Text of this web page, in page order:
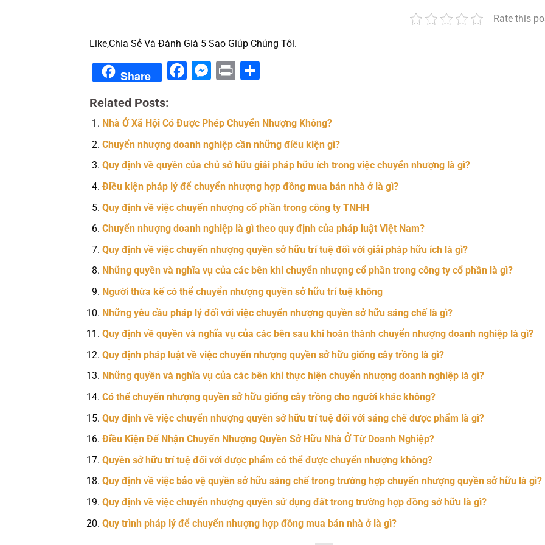
Rate this
Like,Chia Sẻ Và Đánh Giá 5 Sao Giúp Chúng Tôi.
Share Facebook
Messenger
Print
Related Posts:
Nhà Ở Xã Hội Có Được Phép Chuyển Nhượng Không?
Chuyển nhượng doanh nghiệp cần những điều kiện gì?
Quy định về quyền của chủ sở hữu giải pháp hữu ích trong việc chuyển nhượng là gì?
Điều kiện pháp lý để chuyển nhượng hợp đồng mua bán nhà ở là gì?
Quy định về việc chuyển nhượng cổ phần trong công ty TNHH
Chuyển nhượng doanh nghiệp là gì theo quy định của pháp luật Việt Nam?
Quy định về việc chuyển nhượng quyền sở hữu trí tuệ đối với giải pháp hữu ích là gì?
Những quyền và nghĩa vụ của các bên khi chuyển nhượng cổ phần trong công ty cổ phần là gì?
Người thừa kế có thể chuyển nhượng quyền sở hữu trí tuệ không
Những yêu cầu pháp lý đối với việc chuyển nhượng quyền sở hữu sáng chế là gì?
Quy định về quyền và nghĩa vụ của các bên sau khi hoàn thành chuyển nhượng doanh nghiệp là gì?
Quy định pháp luật về việc chuyển nhượng quyền sở hữu giống cây trồng là gì?
Những quyền và nghĩa vụ của các bên khi thực hiện chuyển nhượng doanh nghiệp là gì?
Có thể chuyển nhượng quyền sở hữu giống cây trồng cho người khác không?
Quy định về việc chuyển nhượng quyền sở hữu trí tuệ đối với sáng chế dược phẩm là gì?
Điều Kiện Để Nhận Chuyển Nhượng Quyền Sở Hữu Nhà Ở Từ Doanh Nghiệp?
Quyền sở hữu trí tuệ đối với dược phẩm có thể được chuyển nhượng không?
Quy định về việc bảo vệ quyền sở hữu sáng chế trong trường hợp chuyển nhượng quyền sở hữu là gì?
Quy định về việc chuyển nhượng quyền sử dụng đất trong trường hợp đồng sở hữu là gì?
Quy trình pháp lý để chuyển nhượng hợp đồng mua bán nhà ở là gì?